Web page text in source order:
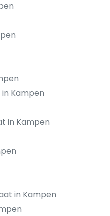
Kampen
in Kampen
in Kampen